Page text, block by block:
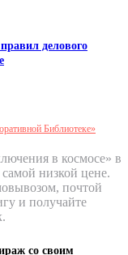
делового
Библиотеке»
в космосе» в
низкой цене.
почтой
и получайте
со своим